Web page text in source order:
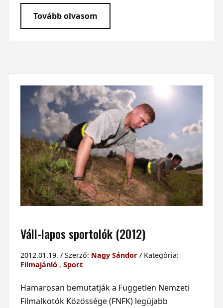
Tovább olvasom
Váll-lapos sportolók (2012)
2012.01.19. / Szerző: Nagy Sándor/ Kategória:
Filmajánló, Sport
Hamarosan bemutatják a Független Nemzeti
Filmalkotók Közössége (FNFK) legújabb